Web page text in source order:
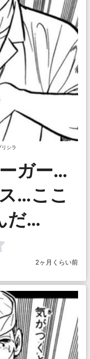
リシラ
ガー…
…ここ
だ…
2ヶ月くらい前